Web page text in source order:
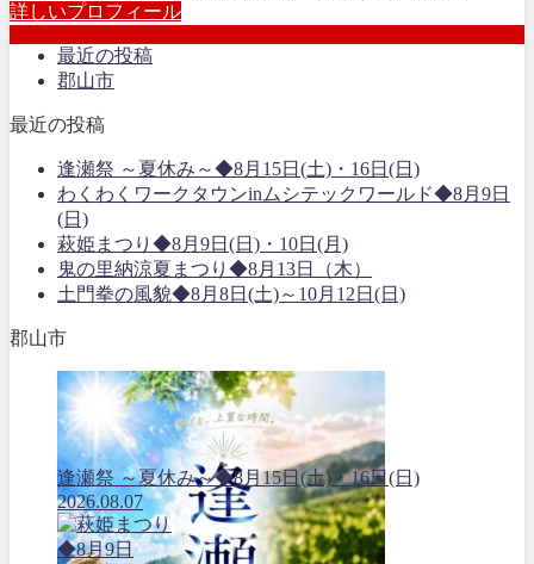
詳しいプロフィール
最近の投稿
郡山市
最近の投稿
逢瀬祭 ～夏休み～◆8月15日(土)・16日(日)
わくわくワークタウンinムシテックワールド◆8月9日
(日)
萩姫まつり◆8月9日(日)・10日(月)
鬼の里納涼夏まつり◆8月13日（木）
土門拳の風貌◆8月8日(土)～10月12日(日)
郡山市
逢瀬祭 ～夏休み～◆8月15日(土)・16日(日)
2026.08.07